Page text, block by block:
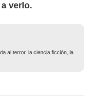
verlo.
al terror, la ciencia ficción, la